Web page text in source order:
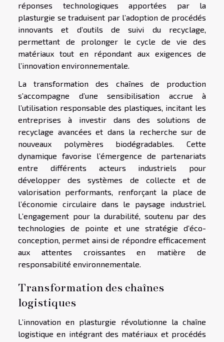
réponses technologiques apportées par la
plasturgie se traduisent par l’adoption de procédés
innovants et d’outils de suivi du recyclage,
permettant de prolonger le cycle de vie des
matériaux tout en répondant aux exigences de
l’innovation environnementale.
La transformation des chaînes de production
s’accompagne d’une sensibilisation accrue à
l’utilisation responsable des plastiques, incitant les
entreprises à investir dans des solutions de
recyclage avancées et dans la recherche sur de
nouveaux polymères biodégradables. Cette
dynamique favorise l’émergence de partenariats
entre différents acteurs industriels pour
développer des systèmes de collecte et de
valorisation performants, renforçant la place de
l’économie circulaire dans le paysage industriel.
L’engagement pour la durabilité, soutenu par des
technologies de pointe et une stratégie d’éco-
conception, permet ainsi de répondre efficacement
aux attentes croissantes en matière de
responsabilité environnementale.
Transformation des chaînes
logistiques
L’innovation en plasturgie révolutionne la chaîne
logistique en intégrant des matériaux et procédés